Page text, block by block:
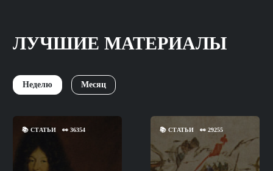
ЛУЧШИЕ МАТЕРИАЛЫ
Неделю Месяц
📚 СТАТЬИ 👀 36354 📚СТАТЬИ 👀29255